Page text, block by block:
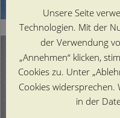
Fynn
Unsere Seite
Technologien. Mit der
der Verwendung
„Annehmen“ klicken,
Cookies zu. Unter
Cookies
in der